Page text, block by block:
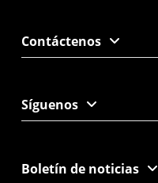
Contáctenos
Síguenos
Boletín de noticias